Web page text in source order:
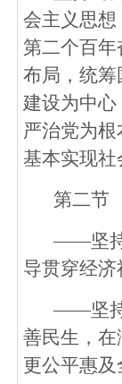
会主义思
第二个百
布局，统
建设为中
严治党为
基本实现社
第二节
——坚持
导贯穿经
——坚持
善民生，
更公平惠及